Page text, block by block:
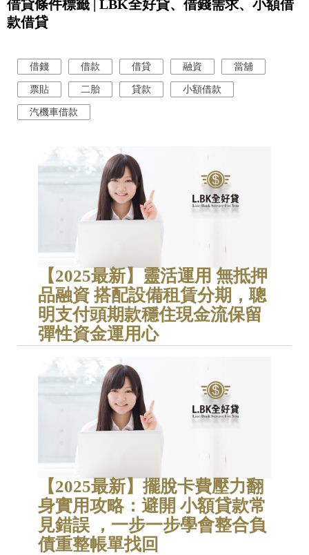
借貸條件標籤 | LBK全好貸、借錢需求、小額借
款借貸
借錢 借款 借貸 融資 當舖
票貼 二胎 貸款 小額借款
汽機車借款
【2025最新】靈活運用 無抵押
品融資 搭配設備租賃分期，聰
明支付頭期款穩住現金流保留
彈性資金運用心
【2025最新】擺脫卡費壓力翻
身實用攻略：避開 小額貸款常
見錯誤 ，一步一步學會整合負
債重整帳單找回